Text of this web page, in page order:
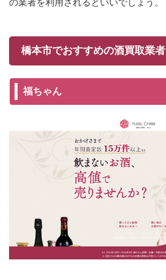
橋本市でおすすめの酒買取業者
福ちゃん